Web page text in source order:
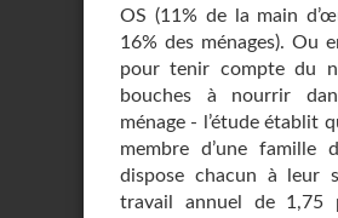
OS (11% de la main
16% des ménages). Ou
pour tenir compte du
bouches à nourrir
ménage - l’étude établit
membre d’une famille
dispose chacun à leur
travail annuel de 1,75